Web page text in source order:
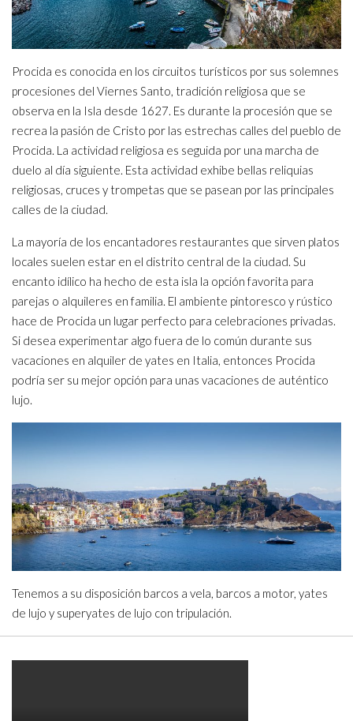
Procida es conocida en los circuitos turísticos por sus solemnes
procesiones del Viernes Santo, tradición religiosa que se
observa en la Isla desde 1627. Es durante la procesión que se
recrea la pasión de Cristo por las estrechas calles del pueblo de
Procida. La actividad religiosa es seguida por una marcha de
duelo al día siguiente. Esta actividad exhibe bellas reliquias
religiosas, cruces y trompetas que se pasean por las principales
calles de la ciudad.
La mayoría de los encantadores restaurantes que sirven platos
locales suelen estar en el distrito central de la ciudad. Su
encanto idílico ha hecho de esta isla la opción favorita para
parejas o alquileres en familia. El ambiente pintoresco y rústico
hace de Procida un lugar perfecto para celebraciones privadas.
Si desea experimentar algo fuera de lo común durante sus
vacaciones en alquiler de yates en Italia, entonces Procida
podría ser su mejor opción para unas vacaciones de auténtico
lujo.
Tenemos a su disposición barcos a vela, barcos a motor, yates
de lujo y superyates de lujo con tripulación.